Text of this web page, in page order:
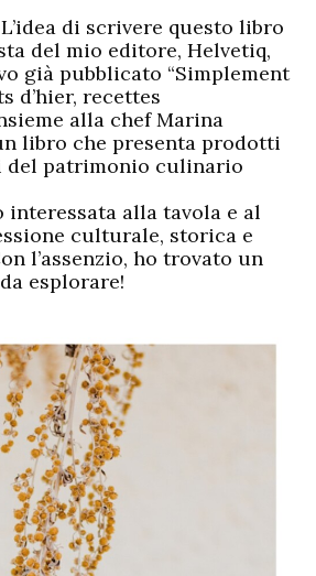
L’idea di scrivere questo libro
del mio editore, Helvetiq,
già pubblicato “Simplement
d’hier, recettes
alla chef Marina
libro che presenta prodotti
del patrimonio culinario
interessata alla tavola e al
culturale, storica e
l’assenzio, ho trovato un
esplorare!